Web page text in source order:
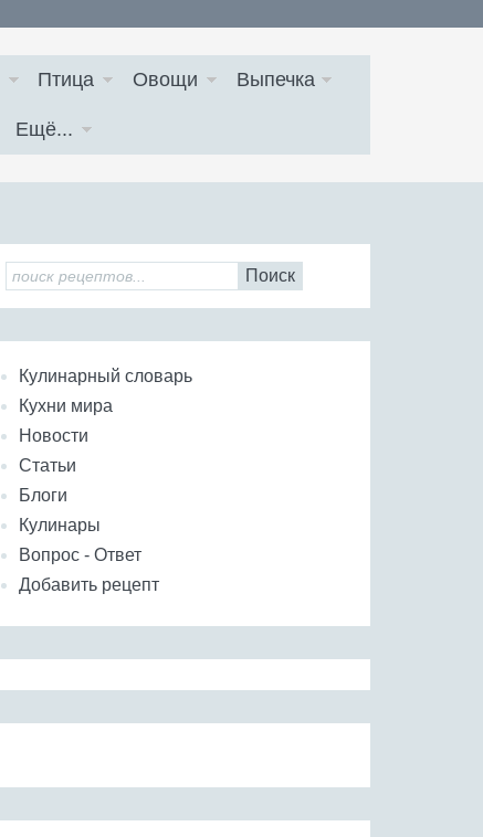
Птица Овощи Выпечка
Ещё...
Поиск
Кулинарный словарь
Кухни мира
Новости
Статьи
Блоги
Кулинары
Вопрос - Ответ
Добавить рецепт